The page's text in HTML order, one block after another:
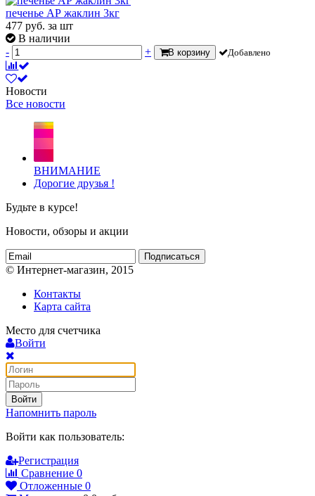
печенье АР жаклин 3кг
477 руб. за шт
В наличии
-
+ В корзину Добавлено
Новости
Все новости
ВНИМАНИЕ
Дорогие друзья !
Будьте в курсе!
Новости, обзоры и акции
Подписаться
© Интернет-магазин, 2015
Контакты
Карта сайта
Место для счетчика
Войти
Войти
Напомнить пароль
Войти как пользователь:
Регистрация
Сравнение 0
Отложенные 0